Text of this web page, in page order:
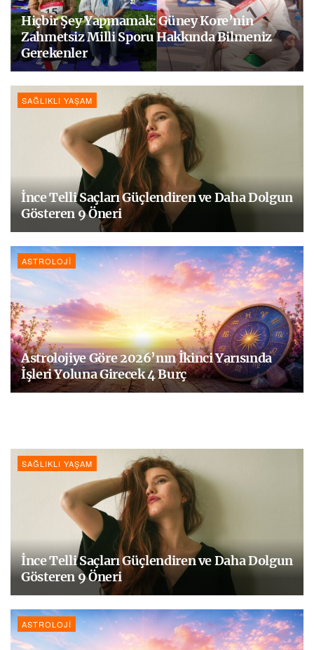
Hiçbir Şey Yapmamak: Güney Kore’nin
Zahmetsiz Milli Sporu Hakkında Bilmeniz
Gerekenler
SAĞLIKLI YAŞAM
İnce Telli Saçları Güçlendiren ve Daha Dolgun
Gösteren 9 Öneri
ASTROLOJI
Astrolojiye Göre 2026’nın İkinci Yarısında
İşleri Yoluna Girecek 4 Burç
SAĞLIKLI YAŞAM
İnce Telli Saçları Güçlendiren ve Daha Dolgun
Gösteren 9 Öneri
ASTROLOJI